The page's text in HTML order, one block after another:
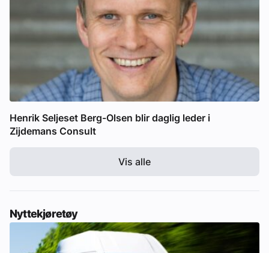
Henrik Seljeset Berg-Olsen blir daglig leder i
Zijdemans Consult
Vis alle
Nyttekjøretøy